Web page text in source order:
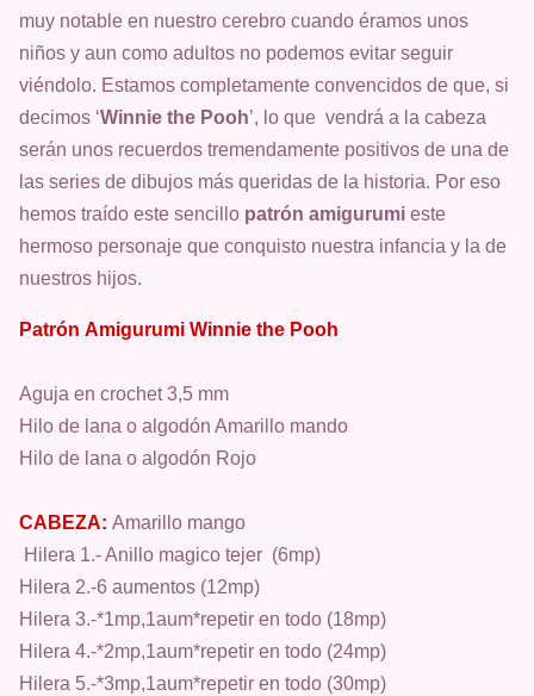
muy notable en nuestro cerebro cuando éramos unos
niños y aun como adultos no podemos evitar seguir
viéndolo. Estamos completamente convencidos de que, si
decimos ‘Winnie the Pooh’, lo que vendrá a la cabeza
serán unos recuerdos tremendamente positivos de una de
las series de dibujos más queridas de la historia. Por eso
hemos traído este sencillo patrón amigurumi este
hermoso personaje que conquisto nuestra infancia y la de
nuestros hijos.
Patrón Amigurumi Winnie the Pooh
Aguja en crochet 3,5 mm
Hilo de lana o algodón Amarillo mando
Hilo de lana o algodón Rojo
CABEZA: Amarillo mango
Hilera 1.- Anillo magico tejer (6mp)
Hilera 2.-6 aumentos (12mp)
Hilera 3.-*1mp,1aum*repetir en todo (18mp)
Hilera 4.-*2mp,1aum*repetir en todo (24mp)
Hilera 5.-*3mp,1aum*repetir en todo (30mp)